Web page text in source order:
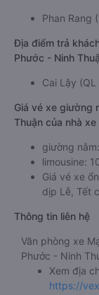
Phan Rang
Địa điểm trả
Phước - Ninh
Cai Lậy (QL
Giá vé xe giường
Thuận của nhà
giường
limousine:
Giá vé xe
dịp Lễ, Tết
Thông tin liên hệ
Văn phòng xe
Phước - Ninh
Xem địa
https://